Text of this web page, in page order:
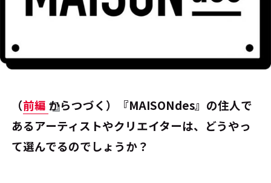
――（前編 からつづく）『MAISONdes』の住人で
あるアーティストやクリエイターは、どうやっ
て選んでるのでしょうか？